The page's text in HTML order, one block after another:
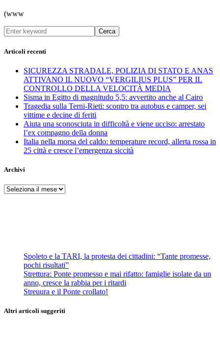
(www
Cerca
Articoli recenti
SICUREZZA STRADALE, POLIZIA DI STATO E ANAS
ATTIVANO IL NUOVO “VERGILIUS PLUS” PER IL
CONTROLLO DELLA VELOCITÀ MEDIA
Sisma in Egitto di magnitudo 5,5: avvertito anche al Cairo
Tragedia sulla Terni-Rieti: scontro tra autobus e camper, sei
vittime e decine di feriti
Aiuta una sconosciuta in difficoltà e viene ucciso: arrestato
l’ex compagno della donna
Italia nella morsa del caldo: temperature record, allerta rossa in
25 città e cresce l’emergenza siccità
Archivi
Archivi
Spoleto e la TARI, la protesta dei cittadini: “Tante promesse,
pochi risultati”
Strettura: Ponte promesso e mai rifatto: famiglie isolate da un
anno, cresce la rabbia per i ritardi
Streuura e il Ponte crollato!
Altri articoli suggeriti